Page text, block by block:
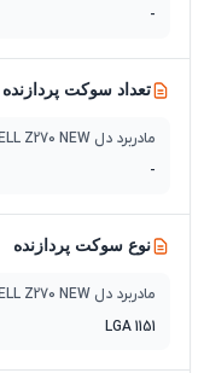
-
تعداد سوکت پردازنده
مادربرد دل M.B DELL Z270 NEW
-
نوع سوکت پردازنده
مادربرد دل M.B DELL Z270 NEW
LGA 1151